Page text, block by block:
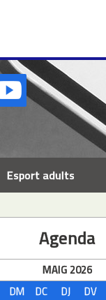
Esport adults
Agenda
MAIG2026
DM DC DJ DV